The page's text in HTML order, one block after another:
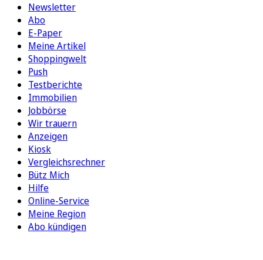
Newsletter
Abo
E-Paper
Meine Artikel
Shoppingwelt
Push
Testberichte
Immobilien
Jobbörse
Wir trauern
Anzeigen
Kiosk
Vergleichsrechner
Bütz Mich
Hilfe
Online-Service
Meine Region
Abo kündigen